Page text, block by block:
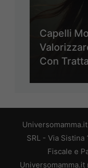
Capelli
Con
SRL - Via Sistina
Fiscale e